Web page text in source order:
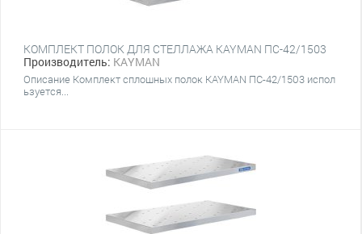
КОМПЛЕКТ ПОЛОК ДЛЯ СТЕЛЛАЖА KAYMAN ПС-42/1503
Производитель: KAYMAN
Описание Комплект сплошных полок KAYMAN ПС-42/1503 испол
ьзуется...